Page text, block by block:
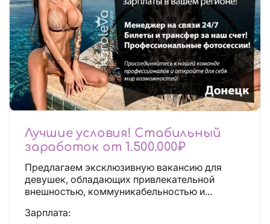
Лучшие условия! Стабильный
заработок от 1.500.000₽
Предлагаем эксклюзивную вакансию для
девушек, обладающих привлекательной
внешностью, коммуникабельностью и...
Зарплата: